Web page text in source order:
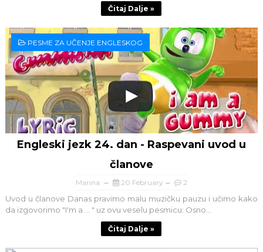
Čitaj Dalje »
PESME ZA UČENJE ENGLESKOG
Engleski jezk 24. dan - Raspevani uvod u
članove
Marina 20 February 2
Uvod u članove Danas pravimo malu muzičku pauzu i učimo kako
da izgovorimo "I'm a ... " uz ovu veselu pesmicu: Osno...
Čitaj Dalje »